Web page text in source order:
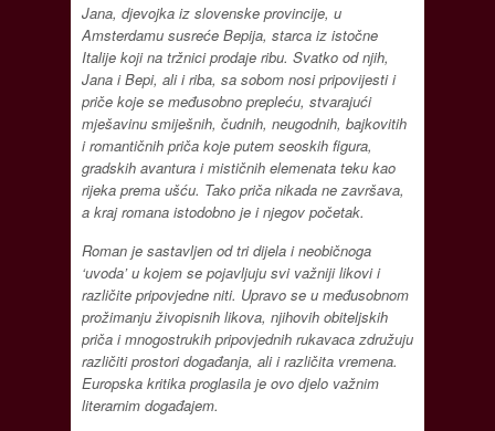
Jana, djevojka iz slovenske provincije, u
Amsterdamu susreće Bepija, starca iz istočne
Italije koji na tržnici prodaje ribu. Svatko od njih,
Jana i Bepi, ali i riba, sa sobom nosi pripovijesti i
priče koje se međusobno prepleću, stvarajući
mješavinu smiješnih, čudnih, neugodnih, bajkovitih
i romantičnih priča koje putem seoskih figura,
gradskih avantura i mističnih elemenata teku kao
rijeka prema ušću. Tako priča nikada ne završava,
a kraj romana istodobno je i njegov početak.
Roman je sastavljen od tri dijela i neobičnoga
‘uvoda’ u kojem se pojavljuju svi važniji likovi i
različite pripovjedne niti. Upravo se u međusobnom
prožimanju živopisnih likova, njihovih obiteljskih
priča i mnogostrukih pripovjednih rukavaca združuju
različiti prostori događanja, ali i različita vremena.
Europska kritika proglasila je ovo djelo važnim
literarnim događajem.